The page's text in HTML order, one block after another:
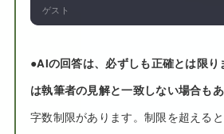
ゲスト
●AIの回答は、必ずしも正確とは限り
は執筆者の見解と一致しない場合もあ
字数制限があります。制限を超える